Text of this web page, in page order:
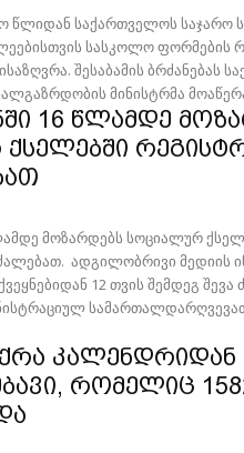
წლიდან საქართველოს საჯარო
სასკოლო ფორმების
შესაბამის ბრძანებას
მინისტრმა
16 წლამდე
მოზარდებს სოციალურ
ადგილობრივი მედიის
12 თვის შემდეგ შევა ძალაში.
კალენდრიდან
რომელიც